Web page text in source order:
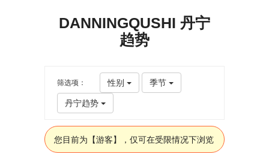
DANNINGQUSHI 丹宁
趋势
筛选项： 性别 季节
丹宁趋势
您目前为【游客】，仅可在受限情况下浏览